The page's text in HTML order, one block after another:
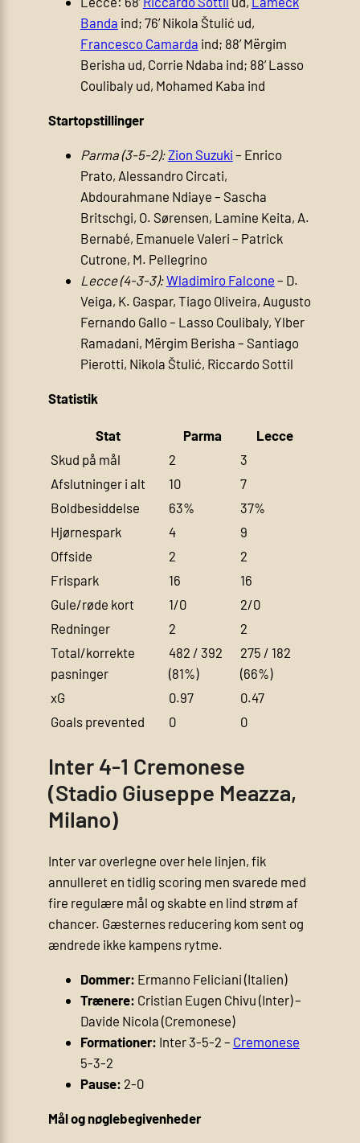
Banda ind; 76’ Nikola Štulić ud,
Francesco Camarda ind; 88’ Mërgim
Berisha ud, Corrie Ndaba ind; 88’ Lasso
Coulibaly ud, Mohamed Kaba ind
Startopstillinger
Parma (3-5-2):Zion Suzuki – Enrico
Prato, Alessandro Circati,
Abdourahmane Ndiaye – Sascha
Britschgi, O. Sørensen, Lamine Keita, A.
Bernabé, Emanuele Valeri – Patrick
Cutrone, M. Pellegrino
Lecce (4-3-3):Wladimiro Falcone – D.
Veiga, K. Gaspar, Tiago Oliveira, Augusto
Fernando Gallo – Lasso Coulibaly, Ylber
Ramadani, Mërgim Berisha – Santiago
Pierotti, Nikola Štulić, Riccardo Sottil
Statistik
Stat Parma
Lecce
Skud på mål
2
3
Afslutninger i alt
10
7
Boldbesiddelse
63%
37%
Hjørnespark
4
9
Offside
2
2
Frispark
16
16
Gule/røde kort
1/0
2/0
Redninger
2
2
Total/korrekte
pasninger
482 / 392
(81%)
275 / 182
(66%)
xG
0.97
0.47
Goals prevented
0 0
Inter 4-1 Cremonese
(Stadio Giuseppe Meazza,
Milano)
Inter var overlegne over hele linjen, fik
annulleret en tidlig scoring men svarede med
fire regulære mål og skabte en lind strøm af
chancer. Gæsternes reducering kom sent og
ændrede ikke kampens rytme.
Dommer: Ermanno Feliciani (Italien)
Trænere: Cristian Eugen Chivu (Inter) –
Davide Nicola (Cremonese)
Formationer: Inter 3-5-2 – Cremonese
5-3-2
Pause: 2-0
Mål og nøglebegivenheder